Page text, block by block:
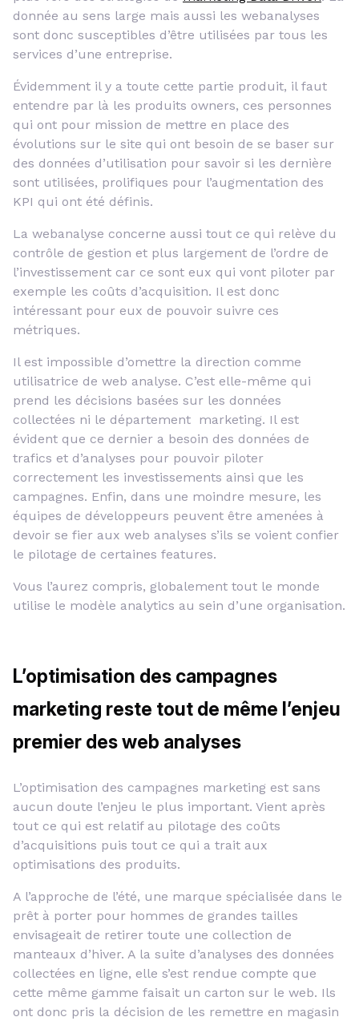
donnée au sens large mais aussi les webanalyses
sont donc susceptibles d’être utilisées par tous les
services d’une entreprise.
Évidemment il y a toute cette partie produit, il faut
entendre par là les produits owners, ces personnes
qui ont pour mission de mettre en place des
évolutions sur le site qui ont besoin de se baser sur
des données d’utilisation pour savoir si les dernière
sont utilisées, prolifiques pour l’augmentation des
KPI qui ont été définis.
La webanalyse concerne aussi tout ce qui relève du
contrôle de gestion et plus largement de l’ordre de
l’investissement car ce sont eux qui vont piloter par
exemple les coûts d’acquisition. Il est donc
intéressant pour eux de pouvoir suivre ces
métriques.
Il est impossible d’omettre la direction comme
utilisatrice de web analyse. C’est elle-même qui
prend les décisions basées sur les données
collectées ni le département marketing. Il est
évident que ce dernier a besoin des données de
trafics et d’analyses pour pouvoir piloter
correctement les investissements ainsi que les
campagnes. Enfin, dans une moindre mesure, les
équipes de développeurs peuvent être amenées à
devoir se fier aux web analyses s’ils se voient confier
le pilotage de certaines features.
Vous l’aurez compris, globalement tout le monde
utilise le modèle analytics au sein d’une organisation.
L’optimisation des campagnes
marketing reste tout de même l’enjeu
premier des web analyses
L’optimisation des campagnes marketing est sans
aucun doute l’enjeu le plus important. Vient après
tout ce qui est relatif au pilotage des coûts
d’acquisitions puis tout ce qui a trait aux
optimisations des produits.
A l’approche de l’été, une marque spécialisée dans le
prêt à porter pour hommes de grandes tailles
envisageait de retirer toute une collection de
manteaux d’hiver. A la suite d’analyses des données
collectées en ligne, elle s’est rendue compte que
cette même gamme faisait un carton sur le web. Ils
ont donc pris la décision de les remettre en magasin